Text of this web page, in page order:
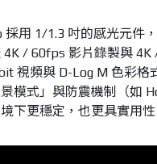
採用 1/1.3 吋的感光元件
4K / 60fps 影片錄製與
視頻與 D-Log M 色彩格
模式」與防震機制（如
下更穩定，也更具實用性